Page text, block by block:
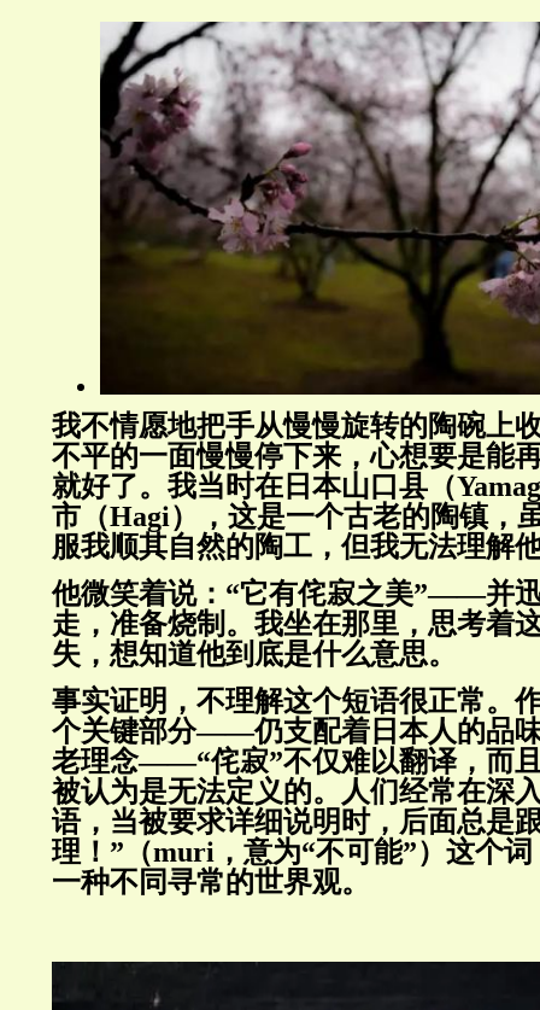
我不情愿地把手从慢慢旋转的陶碗上
不平的一面慢慢停下来，心想要是能
就好了。我当时在日本山口县（
市（Hagi），这是一个古老的陶镇，
服我顺其自然的陶工，但我无法理解
他微笑着说：“它有侘寂之美”——并
走，准备烧制。我坐在那里，思考着
失，想知道他到底是什么意思。
事实证明，不理解这个短语很正常。
个关键部分——仍支配着日本人的品
老理念——“侘寂”不仅难以翻译，而
被认为是无法定义的。人们经常在深
语，当被要求详细说明时，后面总是
理！”（muri，意为“不可能”）这个
一种不同寻常的世界观。